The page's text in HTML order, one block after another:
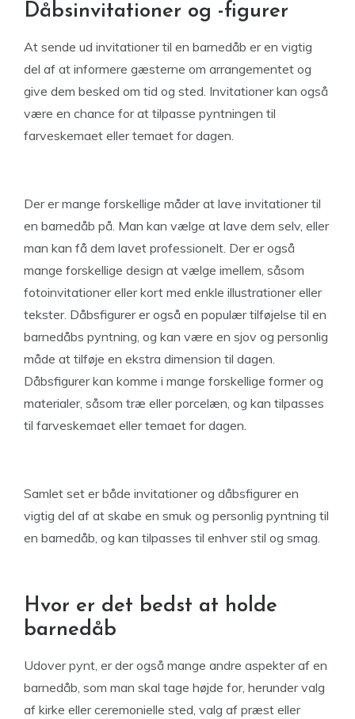
Dåbsinvitationer og -figurer
At sende ud invitationer til en barnedåb er en vigtig
del af at informere gæsterne om arrangementet og
give dem besked om tid og sted. Invitationer kan også
være en chance for at tilpasse pyntningen til
farveskemaet eller temaet for dagen.
Der er mange forskellige måder at lave invitationer til
en barnedåb på. Man kan vælge at lave dem selv, eller
man kan få dem lavet professionelt. Der er også
mange forskellige design at vælge imellem, såsom
fotoinvitationer eller kort med enkle illustrationer eller
tekster. Dåbsfigurer er også en populær tilføjelse til en
barnedåbs pyntning, og kan være en sjov og personlig
måde at tilføje en ekstra dimension til dagen.
Dåbsfigurer kan komme i mange forskellige former og
materialer, såsom træ eller porcelæn, og kan tilpasses
til farveskemaet eller temaet for dagen.
Samlet set er både invitationer og dåbsfigurer en
vigtig del af at skabe en smuk og personlig pyntning til
en barnedåb, og kan tilpasses til enhver stil og smag.
Hvor er det bedst at holde
barnedåb
Udover pynt, er der også mange andre aspekter af en
barnedåb, som man skal tage højde for, herunder valg
af kirke eller ceremonielle sted, valg af præst eller